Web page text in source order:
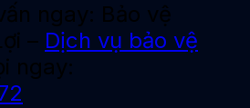
ngay: Bảo vệ
– Dịch vụ bảo vệ
ngay: